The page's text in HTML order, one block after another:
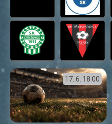
17. 6. 18:00